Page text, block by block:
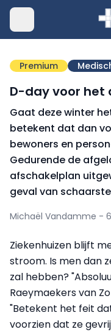
Premium
D-day voor het
Gaat deze winter
betekent dat dan
bewoners en
Gedurende de
afschakelplan
geval van
Michaël Vandamme -
Ziekenhuizen blijft
stroom. Is men dan
zal hebben?
Raeymaekers van
"Betekent het feit
voorzien dat ze